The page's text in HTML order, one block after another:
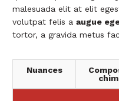
malesuada elit at elit
volutpat felis a augue
tortor, a gravida metus
Nuances